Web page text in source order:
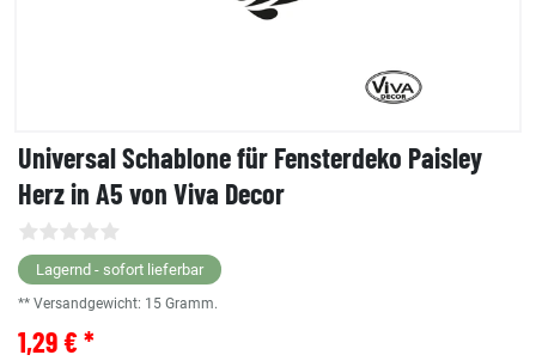
Universal Schablone für Fensterdeko Paisley
Herz in A5 von Viva Decor
Lagernd - sofort lieferbar
** Versandgewicht: 15 Gramm.
1,29 € *